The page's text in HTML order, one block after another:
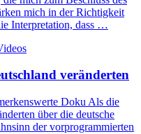
mich in der Richtigkeit
Interpretation, dass …
veränderten
Doku Als die
über die deutsche
der vorprogrammierten